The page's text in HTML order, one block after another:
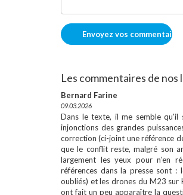
Les commentaires de nos
Bernard Farine
09.03.2026
Dans le texte, il me semble qu'il
injonctions des grandes
correction (ci-joint une référence
que le conflit reste, malgré son
largement les yeux pour n'en
références dans la presse sont
oubliés) et les drones du M23 sur
ont fait un peu apparaître la